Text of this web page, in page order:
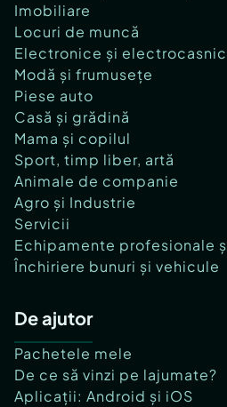
Imobiliare
Locuri de muncă
Electronice și
Modă și frumusețe
Piese auto
Casă și grădină
Mama și copilul
Sport, timp liber, artă
Animale de companie
Agro și Industrie
Servicii
Echipamente profesionale
Închiriere bunuri și vehicule
De ajutor
Pachetele mele
De ce să vinzi pe lajumate?
Aplicații: Android și iOS